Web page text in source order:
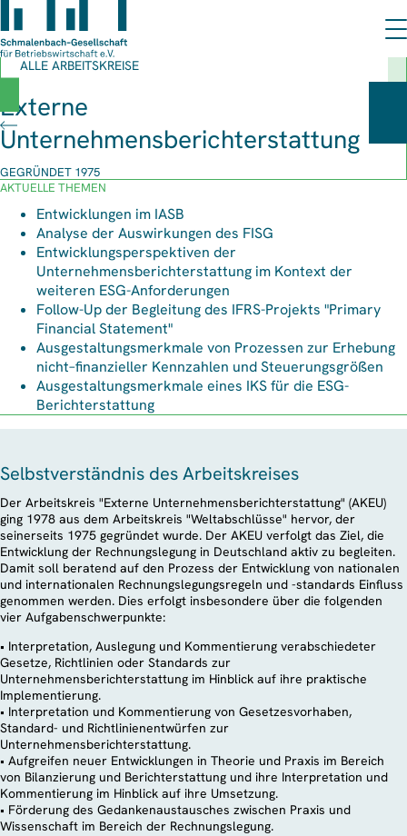
ALLE ARBEITSKREISE
Externe
Unternehmensberichterstattung
GEGRÜNDET 1975
AKTUELLE THEMEN
Entwicklungen im IASB
Analyse der Auswirkungen des FISG
Entwicklungsperspektiven der
Unternehmensberichterstattung im Kontext der
weiteren ESG-Anforderungen
Follow-Up der Begleitung des IFRS-Projekts "Primary
Financial Statement"
Ausgestaltungsmerkmale von Prozessen zur Erhebung
nicht–finanzieller Kennzahlen und Steuerungsgrößen
Ausgestaltungsmerkmale eines IKS für die ESG-
Berichterstattung
Selbstverständnis des Arbeitskreises
Der Arbeitskreis "Externe Unternehmensberichterstattung" (AKEU)
ging 1978 aus dem Arbeitskreis "Weltabschlüsse" hervor, der
seinerseits 1975 gegründet wurde. Der AKEU verfolgt das Ziel, die
Entwicklung der Rechnungslegung in Deutschland aktiv zu begleiten.
Damit soll beratend auf den Prozess der Entwicklung von nationalen
und internationalen Rechnungslegungsregeln und -standards Einfluss
genommen werden. Dies erfolgt insbesondere über die folgenden
vier Aufgabenschwerpunkte:
• Interpretation, Auslegung und Kommentierung verabschiedeter
Gesetze, Richtlinien oder Standards zur
Unternehmensberichterstattung im Hinblick auf ihre praktische
Implementierung.
• Interpretation und Kommentierung von Gesetzesvorhaben,
Standard- und Richtlinienentwürfen zur
Unternehmensberichterstattung.
• Aufgreifen neuer Entwicklungen in Theorie und Praxis im Bereich
von Bilanzierung und Berichterstattung und ihre Interpretation und
Kommentierung im Hinblick auf ihre Umsetzung.
• Förderung des Gedankenaustausches zwischen Praxis und
Wissenschaft im Bereich der Rechnungslegung.